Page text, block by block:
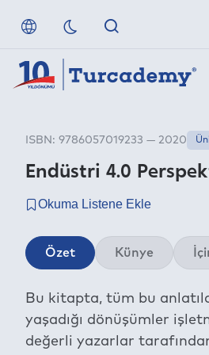
Endüstri 4.0
ISBN: 9786057019233 — 2020
Özet Künye
Bu kitapta, tüm bu
yaşadığı dönüşümler
değerli yazarlar